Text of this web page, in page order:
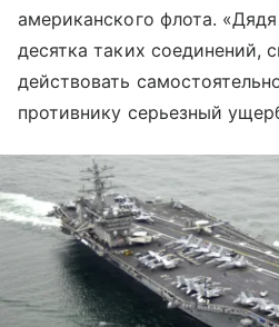
американского флота.
десятка таких соединений,
действовать
противнику серьезный